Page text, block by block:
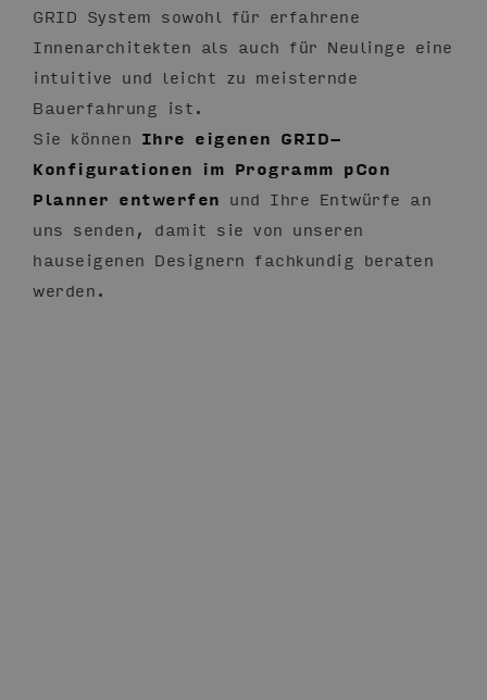
GRID System sowohl für erfahrene
Innenarchitekten als auch für Neulinge eine
intuitive und leicht zu meisternde
Bauerfahrung ist.
Sie können Ihre eigenen GRID-
Konfigurationen im Programm pCon
Planner entwerfen und Ihre Entwürfe an
uns senden, damit sie von unseren
hauseigenen Designern fachkundig beraten
werden.